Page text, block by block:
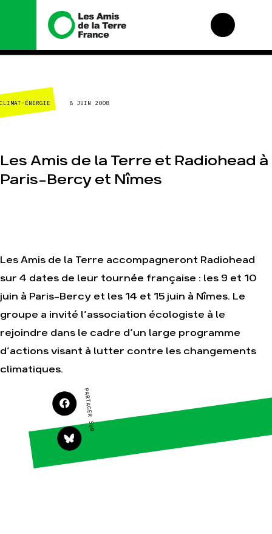
Nous connaître
Histoire
Valeurs
Équipes et
de la Terre
Mode : une tendance
destructrice
Agir
Faire un don
S'engager sur le
terrain
Agir au quotidien
Soutenir les
campagnes
Transmettre tout ou
partie de son
patrimoine
Télécharger
gratuitement les
guides éco-citoyens
Nos
Climat – Énergie
Surproduction
Multinationales
CLIMAT-ÉNERGIE 8 JUIN 2008
Les Amis de la Terre et Radiohead à
Paris-Bercy et Nîmes
Les Amis de la Terre accompagneront Radiohead
sur 4 dates de leur tournée française : les 9 et 10
juin à Paris-Bercy et les 14 et 15 juin à Nîmes. Le
groupe a invité l’association écologiste à le
rejoindre dans le cadre d’un large programme
d’actions visant à lutter contre les changements
climatiques.
PARTAGER SUR